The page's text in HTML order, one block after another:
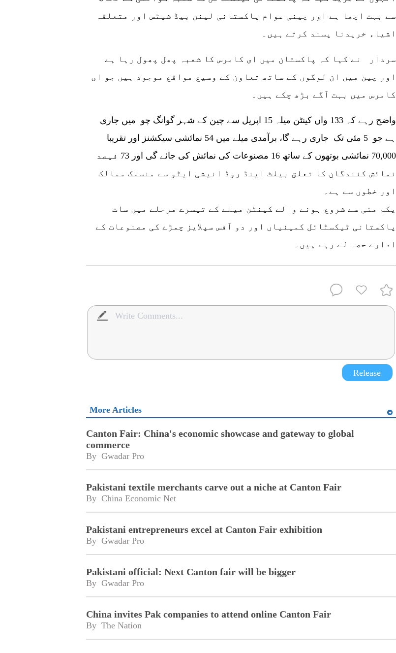
سے بہت اچھا ہے اور چینی عوام پاکستانی لینن بیڈ شیٹس اور متعلقہ
اشیاء خریدنا پسند کرتے ہیں۔
سردار نے کہا کہ پاکستان میں ای کامرس کا شعبہ پھل پھول رہا ہے
اور چین میں ان لوگوں کے ساتھ تعاون کے وسیع مواقع موجود ہیں جو ای
کامرس میں بہت آگے بڑھ چکے ہیں۔
ہے جو 5 مئی تک جاری رہے گا، برآمدی میلے میں 54 نمائشی سیکشنز اور تقریبا
70,000 نمائشی بوتھوں کے ساتھ 16 مصنوعات کی نمائش کی جائے گی اور 73 فیصد
نمائش کنندگان کا تعلق بیلٹ اینڈ روڈ انیشی ایٹو سے منسلک ممالک
اور خطوں سے ہے۔
یکم مئی سے شروع ہونے والے کینٹن میلے کے تیسرے مرحلے میں سات
پاکستانی ٹیکسٹائل کمپنیاں اور دو آفس سپلاٰیز چمڑے کی مصنوعات کے
ادارے حصہ لے رہے ہیں۔
Release
More Articles
Canton Fair: China's economic showcase and gateway to global
commerce
By Gwadar Pro
Pakistani textile merchants carve out a niche at Canton Fair
By China Economic Net
Pakistani entrepreneurs excel at Canton Fair exhibition
By Gwadar Pro
Pakistani official: Next Canton fair will be bigger
By Gwadar Pro
China invites Pak companies to attend online Canton Fair
By The Nation